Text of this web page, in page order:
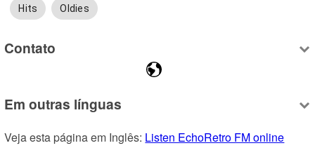
Hits Oldies
Contato
Em outras línguas
Veja esta página em Inglês: Listen EchoRetro FM online